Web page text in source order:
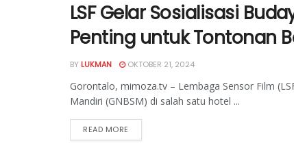
LSF Gelar Sosialisasi
Penting untuk Tontonan
BY LUKMAN OKTOBER 21, 2024
Gorontalo, mimoza.tv – Lembaga Sensor Film
Mandiri (GNBSM) di salah satu hotel ...
READ MORE